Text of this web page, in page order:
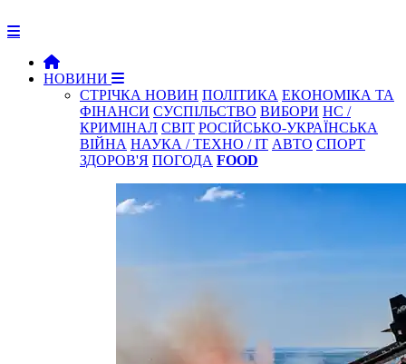
НОВИНИ
СТРІЧКА НОВИН ПОЛІТИКА ЕКОНОМІКА ТА
ФІНАНСИ СУСПІЛЬСТВО ВИБОРИ НС /
КРИМІНАЛ СВІТ РОСІЙСЬКО-УКРАЇНСЬКА
ВІЙНА НАУКА / ТЕХНО / IT АВТО СПОРТ
ЗДОРОВ'Я ПОГОДА FOOD